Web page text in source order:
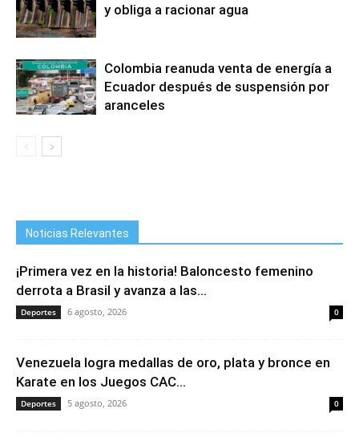
y obliga a racionar agua
Colombia reanuda venta de energía a
Ecuador después de suspensión por
aranceles
Noticias Relevantes
¡Primera vez en la historia! Baloncesto femenino
derrota a Brasil y avanza a las...
Deportes 6 agosto, 2026 0
Venezuela logra medallas de oro, plata y bronce en
Karate en los Juegos CAC...
Deportes 5 agosto, 2026 0